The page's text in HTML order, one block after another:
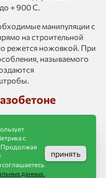
+ 900 C.
манипуляции с
на строительной
режется ножовкой. При
называемого
блоков в 1
в чем разница?
с
Продолжая
соглашаетесь
данных.
принять